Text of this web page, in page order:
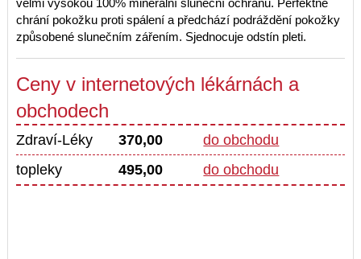
velmi vysokou 100% minerální sluneční ochranu. Perfektně
chrání pokožku proti spálení a předchází podráždění pokožky
způsobené slunečním zářením. Sjednocuje odstín pleti.
Ceny v internetových lékárnách a
obchodech
Zdraví-Léky 370,00
do obchodu
topleky
495,00 do obchodu